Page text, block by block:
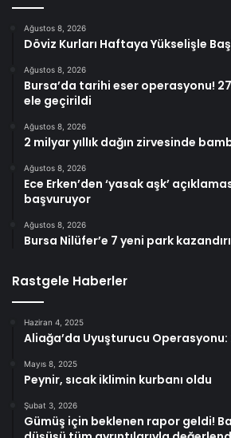
Ağustos 8, 2026
Döviz Kurları Haftaya Yükselişle
Ağustos 8, 2026
Bursa’da tarihi eser operasyonu!
ele geçirildi
Ağustos 8, 2026
2 milyar yıllık dağın zirvesinde
Ağustos 8, 2026
Ece Erken’den ‘yasak aşk’
başvuruyor
Ağustos 8, 2026
Bursa Nilüfer’e 7 yeni park
Rastgele Haberler
Haziran 4, 2025
Aliağa’da Uyuşturucu
Mayıs 8, 2025
Peynir, sıcak iklimin kurbanı oldu
Şubat 3, 2026
Gümüş için beklenen rapor geldi!